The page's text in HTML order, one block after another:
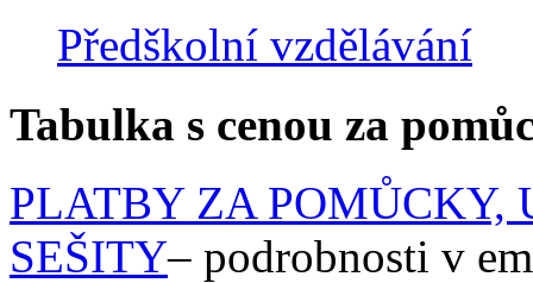
Předškolní vzdělávání
Tabulka s cenou za
PLATBY ZA POMŮCKY,
SEŠITY– podrobnosti v